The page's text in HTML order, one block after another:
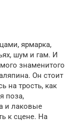
ярмарка,
шум и гам. И
знаменитого
Он стоит
на трость, как
поза,
и лаковые
к сцене. На